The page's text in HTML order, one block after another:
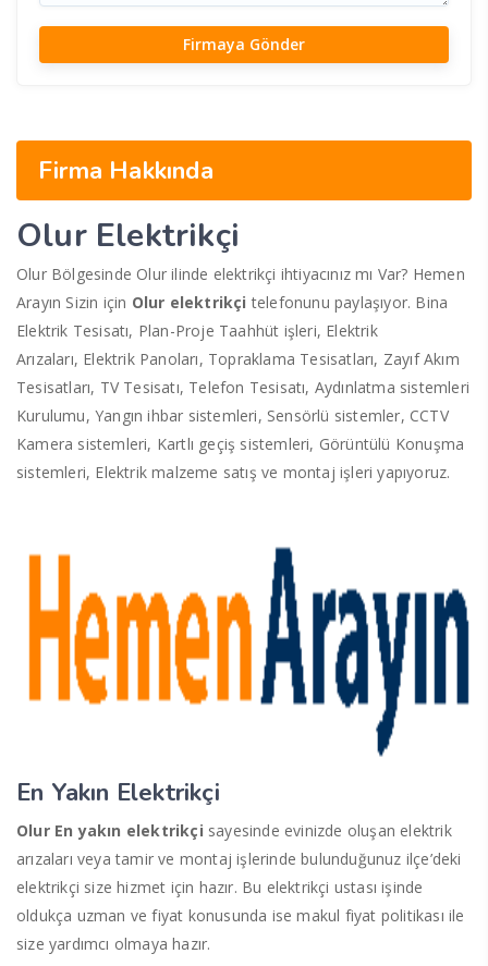
Firma Hakkında
Olur Elektrikçi
Olur Bölgesinde Olur ilinde elektrikçi ihtiyacınız mı Var? Hemen
Arayın Sizin için Olur elektrikçi telefonunu paylaşıyor. Bina
Elektrik Tesisatı, Plan-Proje Taahhüt işleri, Elektrik
Arızaları, Elektrik Panoları, Topraklama Tesisatları, Zayıf Akım
Tesisatları, TV Tesisatı, Telefon Tesisatı, Aydınlatma sistemleri
Kurulumu, Yangın ihbar sistemleri, Sensörlü sistemler, CCTV
Kamera sistemleri, Kartlı geçiş sistemleri, Görüntülü Konuşma
sistemleri, Elektrik malzeme satış ve montaj işleri yapıyoruz.
En Yakın Elektrikçi
Olur En yakın elektrikçi sayesinde evinizde oluşan elektrik
arızaları veya tamir ve montaj işlerinde bulunduğunuz ilçe’deki
elektrikçi size hizmet için hazır. Bu elektrikçi ustası işinde
oldukça uzman ve fiyat konusunda ise makul fiyat politikası ile
size yardımcı olmaya hazır.